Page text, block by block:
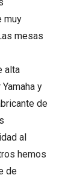
muy
mesas
alta
y
de
al
hemos
de